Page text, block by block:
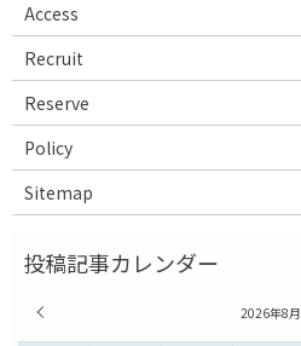
Access
Recruit
Reserve
Policy
Sitemap
2026年8月